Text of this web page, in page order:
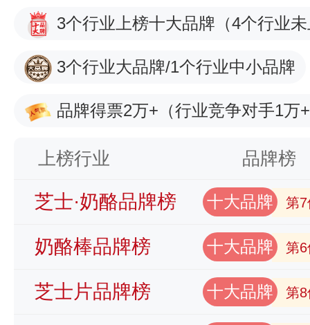
3个行业上榜十大品牌 （4个行业
3个行业大品牌/1个行业中小品牌
品牌得票2万+ （行业竞争对手1万
上榜行业 品牌榜
芝士·奶酪品牌榜 十大品牌 第7
奶酪棒品牌榜 十大品牌 第6
芝士片品牌榜 十大品牌 第8